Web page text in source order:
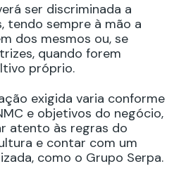
ser discriminada a
tendo sempre à mão a
dos mesmos ou, se
quando forem
próprio.
exigida varia conforme
e objetivos do negócio,
atento às regras do
e contar com um
como o Grupo Serpa.